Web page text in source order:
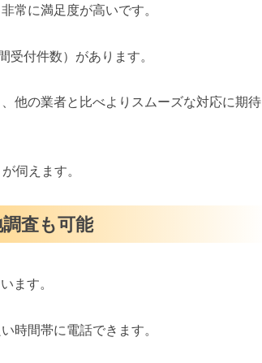
常に満足度が高いです。
付件数）があります。
他の業者と比べよりスムーズな対応に期待
伺えます。
査も可能
ます。
時間帯に電話できます。